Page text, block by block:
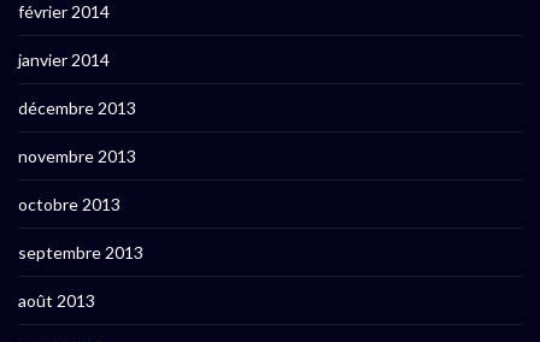
février 2014
janvier 2014
décembre 2013
novembre 2013
octobre 2013
septembre 2013
août 2013